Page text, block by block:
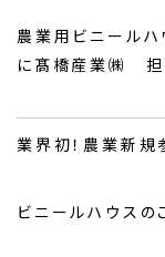
農業用ビニール
に髙橋産業㈱ 担
業界初！農業新規
ビニールハウスの